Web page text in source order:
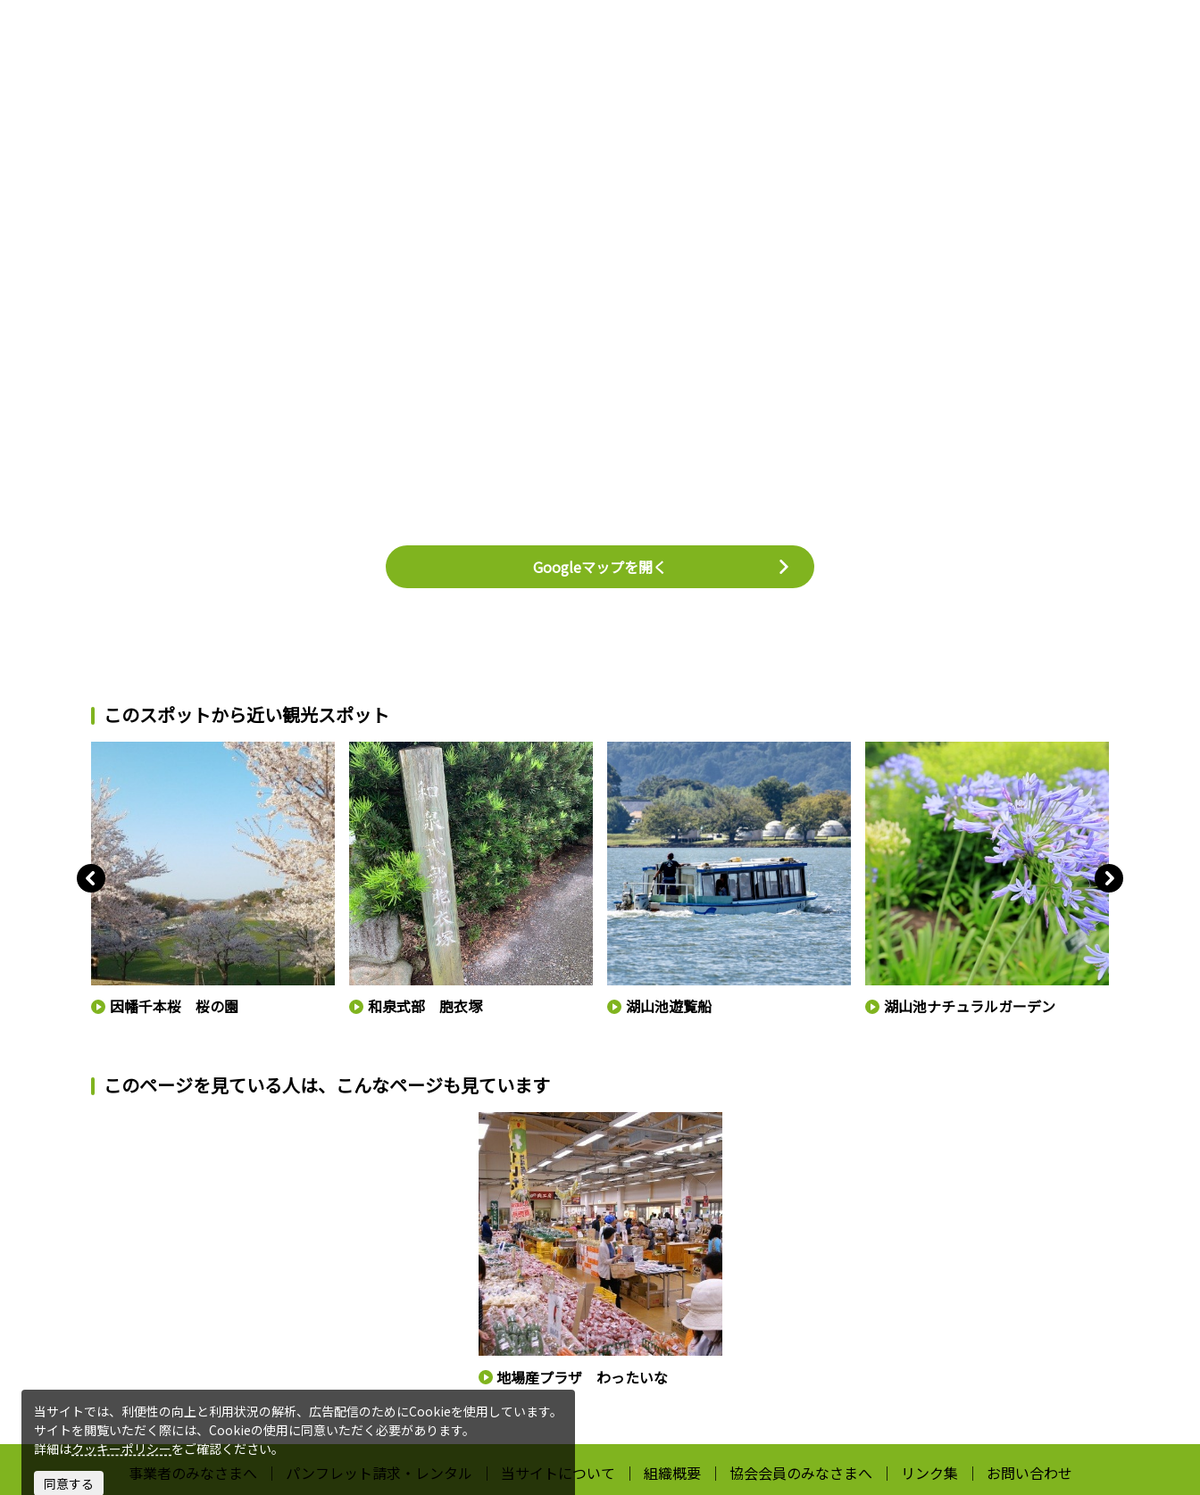
Googleマップを開く
このスポットから近い観光スポット
因幡千本桜 桜の園 和泉式部 胞衣塚 湖山池遊覧船 湖山池ナチュラルガーデン
このページを見ている人は、 こんなページも見ています
地場産プラザ わったいな
事業者のみなさまへ パンフレット請求・レンタル 当サイトについて 組織概要 協会会員のみなさまへ リンク集 お問い合わせ
当サイトでは、利便性の向上と利用状況の解析、広告配信のためにCookieを使用しています。
サイトを閲覧いただく際には、Cookieの使用に同意いただく必要があります。
詳細はクッキーポリシーをご確認ください。
同意する